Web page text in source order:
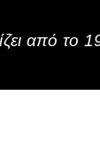
από το